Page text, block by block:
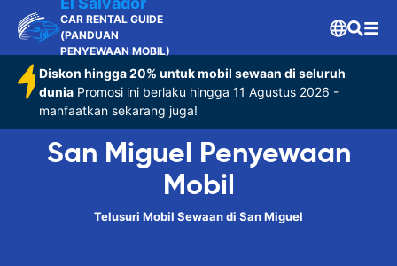
CAR RENTAL GUIDE
(PANDUAN
PENYEWAAN MOBIL)
Diskon hingga 20% untuk mobil sewaan di seluruh
dunia Promosi ini berlaku hingga 11 Agustus 2026 -
manfaatkan sekarang juga!
San Miguel Penyewaan
Mobil
Telusuri Mobil Sewaan di San Miguel